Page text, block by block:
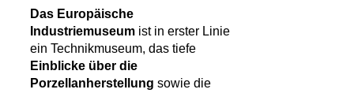
Das Europäische
Industriemuseum ist in erster Linie
ein Technikmuseum, das tiefe
Einblicke über die
Porzellanherstellung sowie die